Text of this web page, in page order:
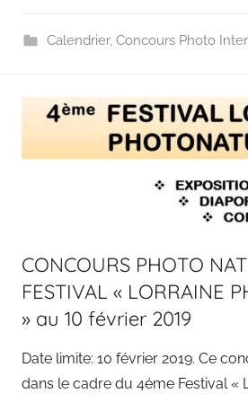
Calendrier, Concours Photo
CONCOURS PHOTO
FESTIVAL « LORRAINE
» au 10 février 2019
Date limite: 10 février 2019. Ce
dans le cadre du 4éme Festival «